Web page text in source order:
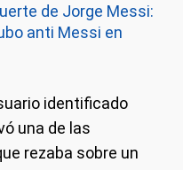
de Jorge Messi:
anti Messi en
identificado
una de las
rezaba sobre un